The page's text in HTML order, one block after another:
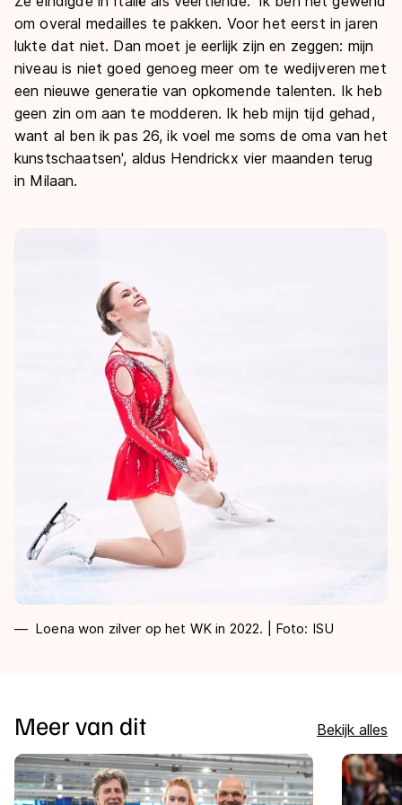
om overal medailles te pakken. Voor het eerst in jaren
lukte dat niet. Dan moet je eerlijk zijn en zeggen: mijn
niveau is niet goed genoeg meer om te wedijveren met
een nieuwe generatie van opkomende talenten. Ik heb
geen zin om aan te modderen. Ik heb mijn tijd gehad,
want al ben ik pas 26, ik voel me soms de oma van het
kunstschaatsen', aldus Hendrickx vier maanden terug
in Milaan.
Loena won zilver op het WK in 2022. | Foto: ISU
Meer van dit Bekijk alles